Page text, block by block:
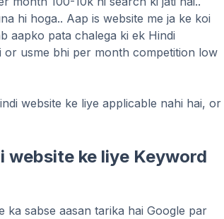
hi hoga.. Aap is website me ja ke koi
aapko pata chalega ki ek Hindi
or usme bhi per month competition low
website ke liye applicable nahi hai, or
website ke liye Keyword
sabse aasan tarika hai Google par